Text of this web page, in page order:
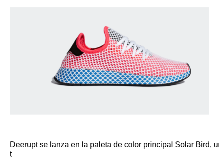
Deerupt se lanza en la paleta de color principal Solar Bird,
t